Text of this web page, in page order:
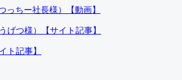
ちー社長様）【動画】
げつ様）【サイト記事】
ト記事】